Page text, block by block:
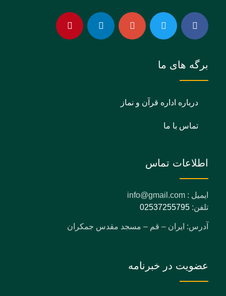
برگه های ما
درباره اداره قرآن و نماز
تماس با ما
اطلاعات تماس
ایمیل : info@gmail.com
تلفن:02537255795
آدرس: ایران – قم – مسجد مقدس جمکران
عضویت در خبرنامه